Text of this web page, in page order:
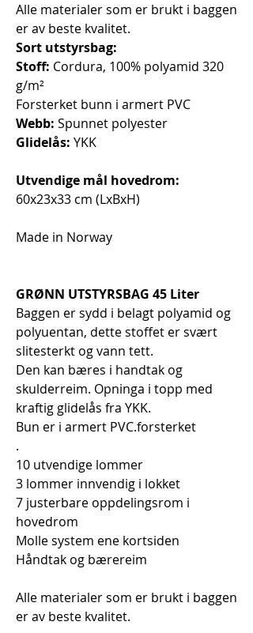
Alle materialer som er brukt i baggen
er av beste kvalitet.
Sort utstyrsbag:
Stoff: Cordura, 100% polyamid 320
g/m²
Forsterket bunn i armert PVC
Webb: Spunnet polyester
Glidelås: YKK
Utvendige mål hovedrom:
60x23x33 cm (LxBxH)
Made in Norway
GRØNN UTSTYRSBAG 45 Liter
Baggen er sydd i belagt polyamid og
polyuentan, dette stoffet er svært
slitesterkt og vann tett.
Den kan bæres i handtak og
skulderreim. Opninga i topp med
kraftig glidelås fra YKK.
Bun er i armert PVC.forsterket
.
10 utvendige lommer
3 lommer innvendig i lokket
7 justerbare oppdelingsrom i
hovedrom
Molle system ene kortsiden
Håndtak og bærereim
Alle materialer som er brukt i baggen
er av beste kvalitet.